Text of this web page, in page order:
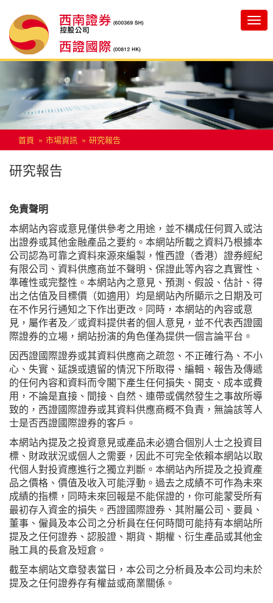
Toggle
首頁 市場資訊 研究報告
研究報告
免責聲明
本網站內容或意見僅供參考之用途，並不構成任何買入或沽
出證券或其他金融產品之要約。本網站所載之資料乃根據本
公司認為可靠之資料來源來編製，惟西證（香港）證券經紀
有限公司、資料供應商並不聲明、保證此等內容之真實性、
準確性或完整性。本網站內之意見、預測、假設、估計、得
出之估值及目標價（如適用）均是網站內所顯示之日期及可
在不作另行通知之下作出更改。同時，本網站的內容或意
見，屬作者及／或資料提供者的個人意見，並不代表西證國
際證券的立場，網站扮演的角色僅為提供一個言論平台。
因西證國際證券或其資料供應商之疏忽、不正確行為、不小
心、失實、延誤或遺留的情況下所取得、編輯、報告及傳遞
的任何內容和資料而令閣下產生任何損失、開支、成本或費
用，不論是直接、間接、自然、連帶或偶然發生之事故所導
致的，西證國際證券或其資料供應商概不負責，無論該等人
士是否西證國際證券的客戶。
本網站內提及之投資意見或產品未必適合個別人士之投資目
標、財政狀況或個人之需要，因此不可完全依賴本網站以取
代個人對投資應進行之獨立判斷。本網站內所提及之投資產
品之價格、價值及收入可能浮動。過去之成績不可作為未來
成績的指標，同時未來回報是不能保證的，你可能蒙受所有
最初存入資金的損失。西證國際證券、其附屬公司、要員、
董事、僱員及本公司之分析員在任何時間可能持有本網站所
提及之任何證券、認股證、期貨、期權、衍生產品或其他金
融工具的長倉及短倉。
截至本網站文章發表當日，本公司之分析員及本公司均未於
提及之任何證券存有權益或商業關係。